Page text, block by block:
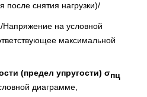
снятия нагрузки)/
Напряжение на условной
максимальной
(предел упругости) σпц
диаграмме,